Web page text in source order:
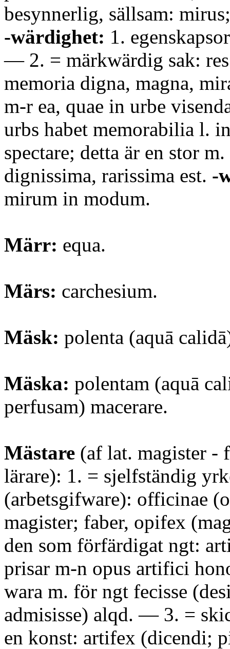
besynnerlig, sällsam:
-wärdighet: 1.
— 2. = märkwärdig sak:
memoria digna, magna,
m-r ea, quae in urbe
urbs habet memorabilia l.
spectare; detta är en stor
dignissima, rarissima est. -
mirum in modum.
Märr: equa.
Märs: carchesium.
Mäsk: polenta (aquā
Mäska: polentam (aquā
perfusam) macerare.
Mästare (af lat. magister -
lärare): 1. = sjelfständig
(arbetsgifware): officinae
magister; faber, opifex
den som förfärdigat ngt:
prisar m-n opus artifici
wara m. för ngt fecisse
admisisse) alqd. — 3. =
en konst: artifex (dicendi;